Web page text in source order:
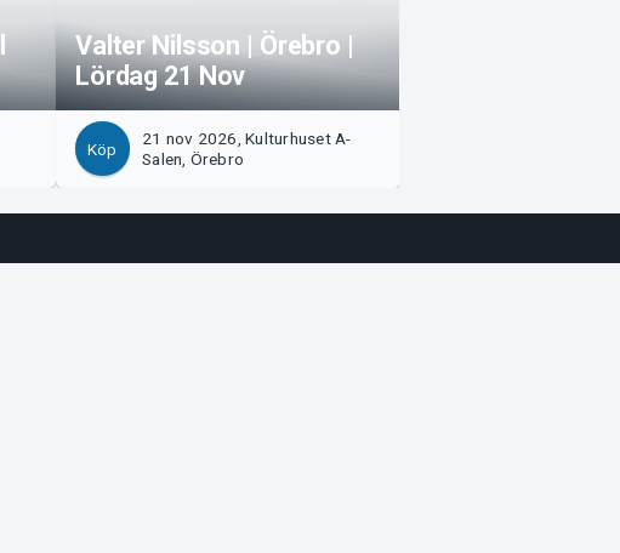
Valter Nilsson | Örebro |
Lördag 21 Nov
Köp
21 nov 2026, Kulturhuset A-
Salen, Örebro